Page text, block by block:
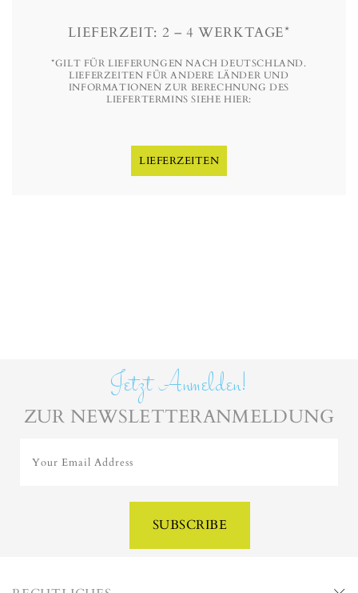
LIEFERZEIT: 2 – 4 WERKTAGE*
*GILT FÜR LIEFERUNGEN NACH DEUTSCHLAND.
LIEFERZEITEN FÜR ANDERE LÄNDER UND
INFORMATIONEN ZUR BERECHNUNG DES
LIEFERTERMINS SIEHE HIER:
LIEFERZEITEN
Jetzt Anmelden!
ZUR NEWSLETTERANMELDUNG
Your Email Address
SUBSCRIBE